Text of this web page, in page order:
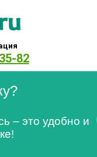
82
– это удобно и